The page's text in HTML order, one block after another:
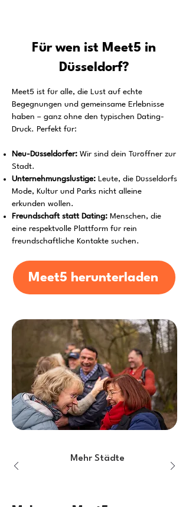
Für wen ist Meet5 in
Düsseldorf?
Meet5 ist für alle, die Lust auf echte
Begegnungen und gemeinsame Erlebnisse
haben – ganz ohne den typischen Dating-
Druck. Perfekt für:
Neu-Düsseldorfer: Wir sind dein Türöffner zur
Stadt.
Unternehmungslustige: Leute, die Düsseldorfs
Mode, Kultur und Parks nicht alleine
erkunden wollen.
Freundschaft statt Dating: Menschen, die
eine respektvolle Plattform für rein
freundschaftliche Kontakte suchen.
Meet5 herunterladen
Mehr Städte